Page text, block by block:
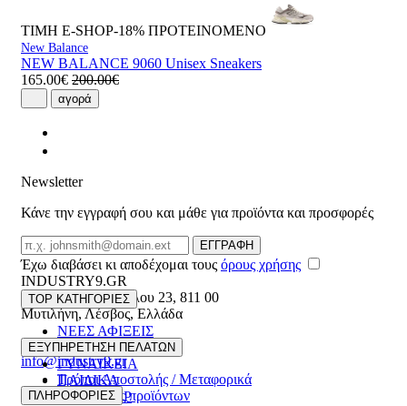
ΤΙΜΗ E-SHOP-18% ΠΡΟΤΕΙΝΟΜΕΝΟ
New Balance
NEW BALANCE 9060 Unisex Sneakers
165.00€ 200.00€
αγορά
Newsletter
Κάνε την εγγραφή σου και μάθε για προϊόντα και προσφορές
Email
ΕΓΓΡΑΦΗ
Έχω διαβάσει κι αποδέχομαι τους όρους χρήσης
INDUSTRY9.GR
Ελευθέριου Βενιζέλου 23, 811 00
Μυτιλήνη,Λέσβος,Ελλάδα
22510 55629
info@industry9.gr
TOP ΚΑΤΗΓΟΡΙΕΣ
ΝΕΕΣ ΑΦΙΞΕΙΣ
ΑΝΔΡΙΚΑ
ΓΥΝΑΙΚΕΙΑ
ΠΑΙΔΙΚΑ
ΑΞΕΣΟΥΑΡ
ΕΞΥΠΗΡΕΤΗΣΗ ΠΕΛΑΤΩΝ
Τρόποι Αποστολής / Μεταφορικά
Επιστροφές προϊόντων
ΠΛΗΡΟΦΟΡΙΕΣ